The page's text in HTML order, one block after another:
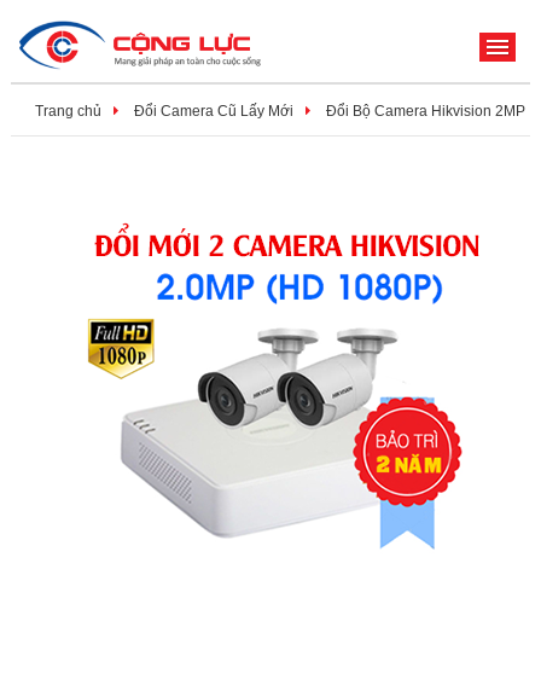
Trang chủ Đổi Camera Cũ Lấy Mới Đổi Bộ Camera Hikvision 2MP